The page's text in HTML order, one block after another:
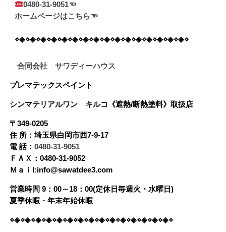
0480-31-9051☜
ホームページはこちら☜
⋄◈⋄◈⋄◈⋄◈⋄◈⋄◈⋄◈⋄◈⋄◈⋄◈⋄◈⋄◈⋄◈⋄◈⋄◈⋄◈⋄
合同会社 サワディーハウス
プレマテックスペイント
シンマテリアルワン キルコ《遮熱/断熱塗料》 取扱店
〒349-0205
住 所：埼玉県白岡市西7-9-17
電 話： 0480-31-9051
ＦＡＸ：0480-31-9052
Ｍａｉl:info@sawatdee3.com
営業時間 9：00～18：00(定休日毎週火・水曜日)
夏季休暇・年末年始休暇
⋄◈⋄◈⋄◈⋄◈⋄◈⋄◈⋄◈⋄◈⋄◈⋄◈⋄◈⋄◈⋄◈⋄◈⋄◈⋄